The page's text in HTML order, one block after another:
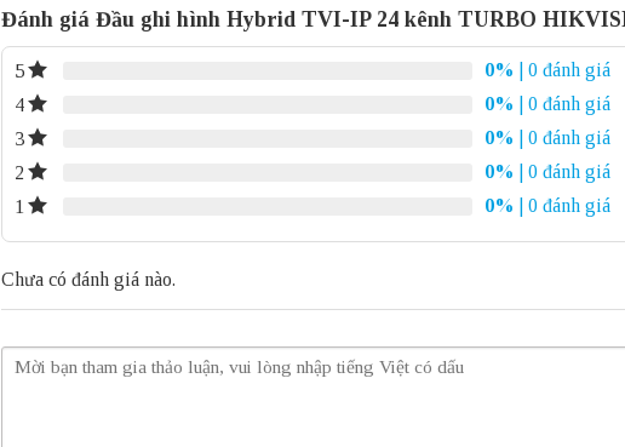
Đánh giá Đầu ghi hình Hybrid TVI-IP 24 kênh TURBO
5 0%
| 0 đánh giá
4
0%
| 0 đánh giá
3
0%
| 0 đánh giá
2
0%
| 0 đánh giá
1
0% | 0 đánh giá
Chưa có đánh giá nào.